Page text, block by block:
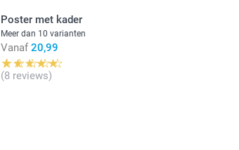
Poster met kader
Meer dan 10 varianten
Vanaf 20,99
(8 reviews)